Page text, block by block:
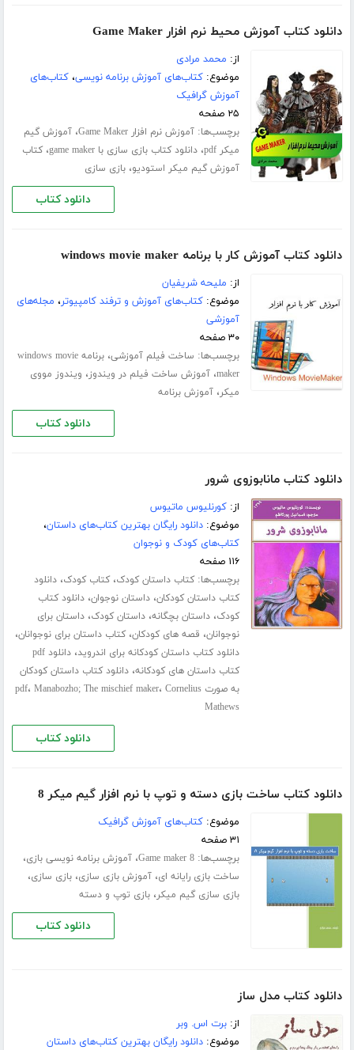
دانلود کتاب آموزش محیط نرم افزار Game Maker
از: محمد مرادی
موضوع:کتاب‌های آموزش برنامه نویسی،کتاب‌های
آموزش گرافیک
۲۵ صفحه
برچسب‌ها:آموزش نرم افزار Game Maker ،آموزش گیم
میکر pdf
،دانلود کتاب بازی سازی با game maker ،کتاب
آموزش گیم میکر استودیو،بازی سازی
دانلود کتاب
دانلود کتاب آموزش کار با برنامه windows movie maker
از: ملیحه شریفیان
موضوع:کتاب‌های آموزش و ترفند کامپیوتر، مجله‌های
آموزشی
۳۰ صفحه
برچسب‌ها: ساخت فیلم آموزشی،
برنامه windows movie
maker،آموزش ساخت فیلم در ویندوز، ویندوز مووی
میکر،آموزش برنامه
دانلود کتاب
دانلود کتاب مانابوزوی شرور
از:کورنلیوس ماتیوس
موضوع:دانلود رایگان بهترین کتاب‌های داستان،
کتاب‌های کودک و نوجوان
۱۱۶ صفحه
برچسب‌ها:کتاب داستان کودک،کتاب کودک،دانلود
کتاب داستان کودکان،داستان نوجوان،دانلود کتاب
کودک،داستان بچگانه،داستان کودک،داستان برای
نوجوانان، قصه های کودکان،کتاب داستان برای نوجوانان،
دانلود کتاب داستان کودکانه برای اندروید،
دانلود pdf
کتاب داستان های کودکانه،دانلود کتاب داستان کودکان
به صورت pdf
، Manabozho; The mischief maker، Cornelius
Mathews
دانلود کتاب
دانلود کتاب ساخت بازی دسته و توپ با نرم افزار گیم میکر 8
موضوع:کتاب‌های آموزش گرافیک
۳۱ صفحه
برچسب‌ها:Game maker 8،آموزش برنامه نویسی بازی،
ساخت بازی رایانه ای،آموزش بازی سازی،بازی سازی،
بازی سازی گیم میکر،بازی توپ و دسته
دانلود کتاب
دانلود کتاب مدل ساز
از:برت اس. وبر
موضوع:دانلود رایگان بهترین کتاب‌های داستان